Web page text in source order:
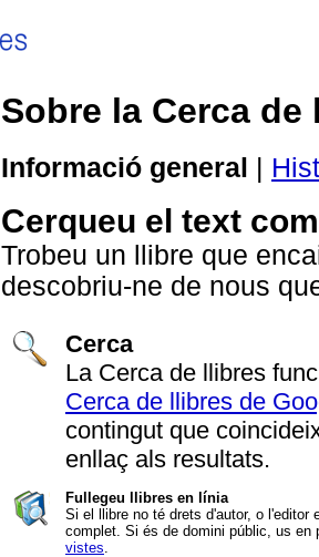
Sobre la Cerca
Informació general |
Cerqueu el text
Trobeu un llibre que
descobriu-ne de nous
Cerca
La Cerca de llibres
Cerca de llibres de
contingut que
enllaç als resultats.
Fullegeu llibres en línia
Si el llibre no té drets d'autor, o
complet. Si és de domini públic, us en
vistes